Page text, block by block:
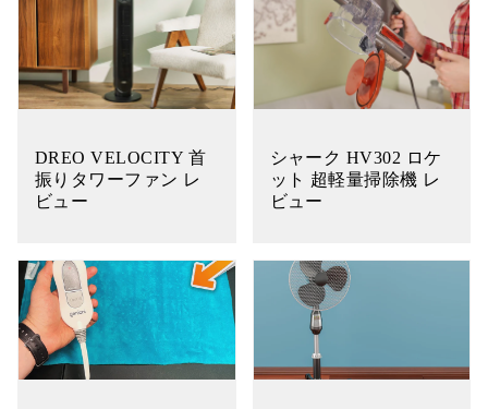
DREO VELOCITY 首
振りタワーファン レ
ビュー
シャーク HV302 ロケ
ット 超軽量掃除機 レ
ビュー